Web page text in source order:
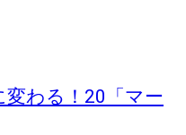
わる！20「マー